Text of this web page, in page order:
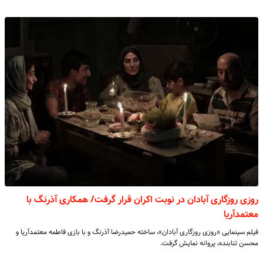
روزی روزگاری آبادان در نوبت اکران قرار گرفت/ همکاری آذرنگ با
معتمدآریا
فیلم سینمایی «روزی روزگاری آبادان»، ساخته حمیدرضا آذرنگ و با بازی فاطمه معتمدآریا و
محسن تنابنده، پروانه نمایش گرفت.